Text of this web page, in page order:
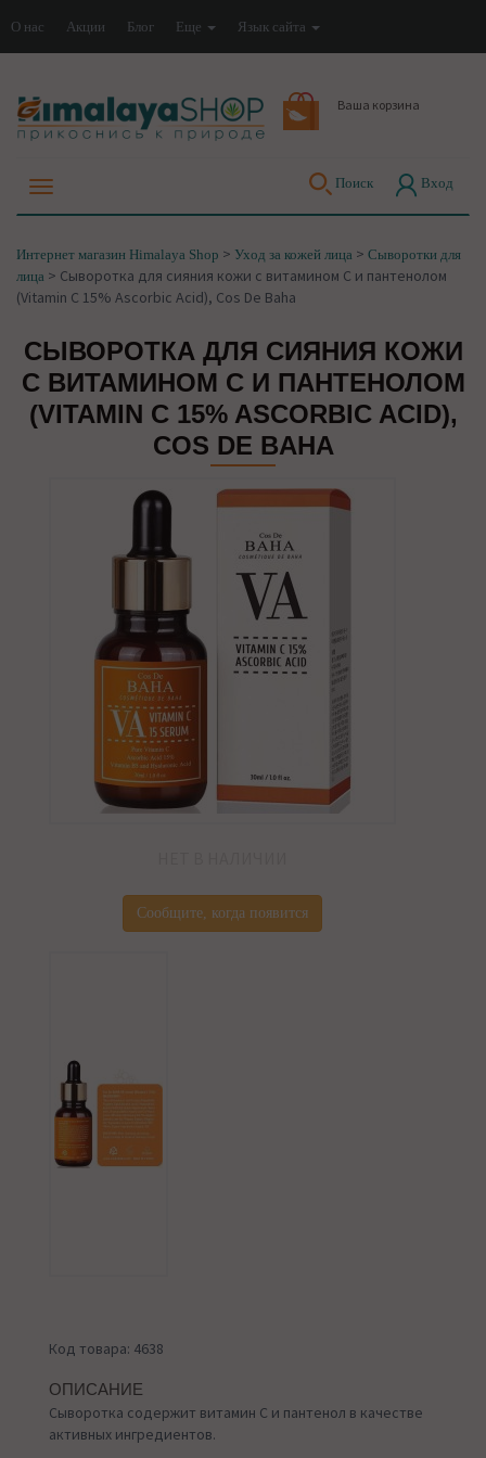
О нас Акции Блог Еще Язык сайта
Ваша корзина
Поиск Вход
Интернет магазин Himalaya Shop > Уход за кожей лица > Сыворотки для
лица > Сыворотка для сияния кожи с витамином С и пантенолом
(Vitamin C 15% Ascorbic Acid), Cos De Baha
СЫВОРОТКА ДЛЯ СИЯНИЯ КОЖИ
С ВИТАМИНОМ С И ПАНТЕНОЛОМ
(VITAMIN C 15% ASCORBIC ACID),
COS DE BAHA
Сообщите, когда появится
Код товара: 4638
ОПИСАНИЕ
Сыворотка содержит витамин С и пантенол в качестве
активных ингредиентов.